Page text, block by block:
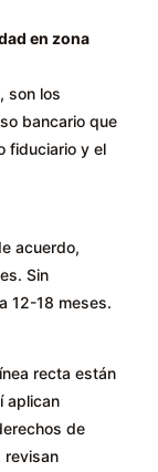
en zona
son los
bancario que
fiduciario y el
acuerdo,
Sin
12-18 meses.
recta están
aplican
de
revisan